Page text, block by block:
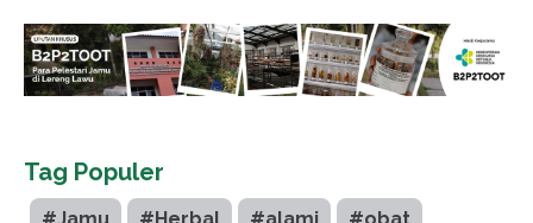
Tag Populer
#Jamu #Herbal #alami #obat